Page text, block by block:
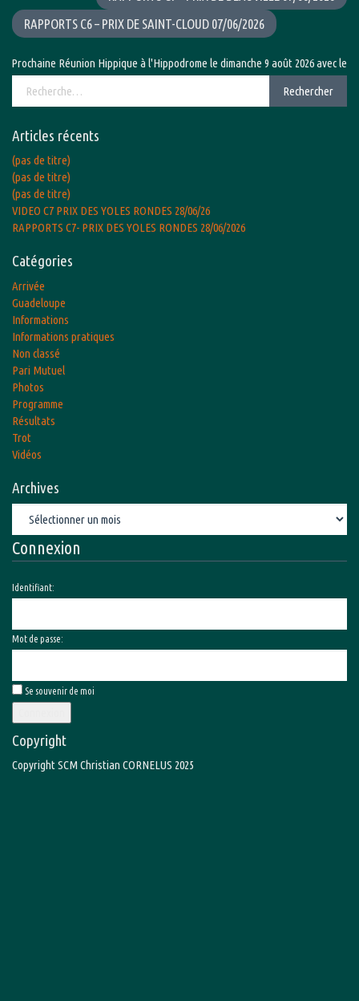
RAPPORTS C6 – PRIX DE SAINT-CLOUD 07/06/2026
Réunion Hippique à l'Hippodrome le dimanche 9 août 2026 avec le Grand
Rechercher
Articles récents
(pas de titre)
(pas de titre)
(pas de titre)
VIDEO C7 PRIX DES YOLES RONDES 28/06/26
RAPPORTS C7- PRIX DES YOLES RONDES 28/06/2026
Catégories
Arrivée
Guadeloupe
Informations
Informations pratiques
Non classé
Pari Mutuel
Photos
Programme
Résultats
Trot
Vidéos
Archives
Connexion
Identifiant:
Mot de passe:
Se souvenir de moi
Copyright
Copyright SCM Christian CORNELUS 2025